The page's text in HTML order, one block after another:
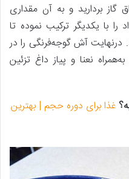
گاز بردارید و به آن مقداری
با یکدیگر ترکیب نموده تا
درنهایت آش گوجه‌فرنگی را در
نعنا و پیاز داغ تزئین
غذا برای دوره حجم | بهترین